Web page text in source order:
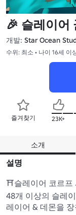
🎉 슬레이어
개발: Star Ocean
수위: 최소 • 나이 16세 이
즐겨찾기 23K+
소개
설명
⛩️슬레이어 코르프
48개 이상의 슬레
레이어 & 데몬을